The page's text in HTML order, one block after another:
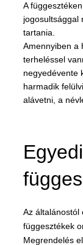
A
jogosultsággal
tartania.
Amennyiben a
terheléssel
negyedévente
harmadik
alávetni, a
Az általánostól
függesztékek
Megrendelés